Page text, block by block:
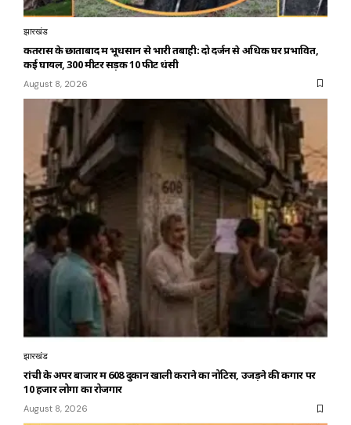
झारखंड
कतरास के छाताबाद में भूधसान से भारी तबाही: दो दर्जन से अधिक घर प्रभावित,
कई घायल, 300 मीटर सड़क 10 फीट धंसी
August 8, 2026
झारखंड
रांची के अपर बाजार में 608 दुकानें खाली कराने का नोटिस, उजड़ने की कगार पर
10 हजार लोगों का रोजगार
August 8, 2026